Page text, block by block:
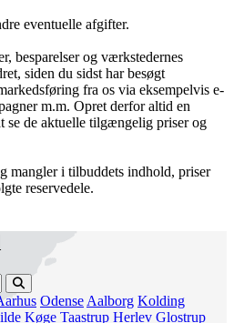
eventuelle afgifter.
besparelser og værkstedernes
siden du sidst har besøgt
fra os via eksempelvis e-
m.m. Opret derfor altid en
se de aktuelle tilgængelig priser og
mangler i tilbuddets indhold, priser
reservedele.
Odense Aalborg Kolding
Køge Taastrup Herlev Glostrup